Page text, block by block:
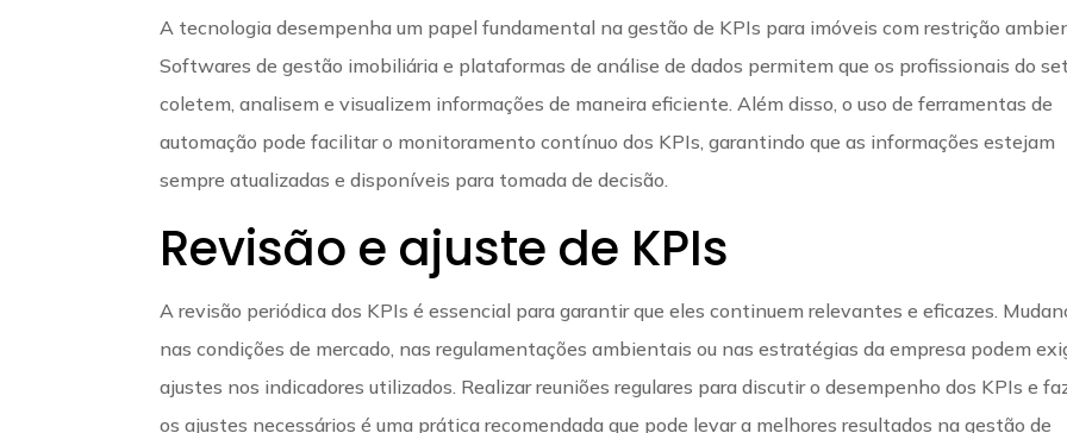
A tecnologia desempenha um papel fundamental na gestão de KPIs para imóveis com restrição
Softwares de gestão imobiliária e plataformas de análise de dados permitem que os profissionais do
coletem, analisem e visualizem informações de maneira eficiente. Além disso, o uso de ferramentas de
automação pode facilitar o monitoramento contínuo dos KPIs, garantindo que as informações estejam
sempre atualizadas e disponíveis para tomada de decisão.
Revisão e ajuste de KPIs
A revisão periódica dos KPIs é essencial para garantir que eles continuem relevantes e eficazes.
nas condições de mercado, nas regulamentações ambientais ou nas estratégias da empresa podem
ajustes nos indicadores utilizados. Realizar reuniões regulares para discutir o desempenho dos KPIs e
os ajustes necessários é uma prática recomendada que pode levar a melhores resultados na gestão de